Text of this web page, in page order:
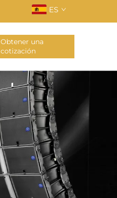
ES
Obtener una
cotización